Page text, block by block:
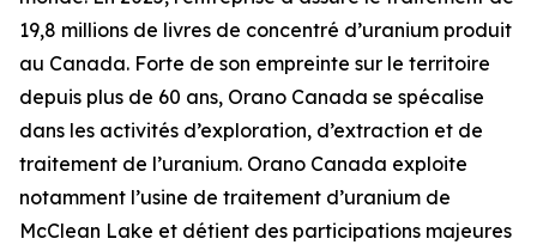
19,8 millions de livres de concentré d’uranium produit
au Canada. Forte de son empreinte sur le territoire
depuis plus de 60 ans, Orano Canada se spécalise
dans les activités d’exploration, d’extraction et de
traitement de l’uranium. Orano Canada exploite
notamment l’usine de traitement d’uranium de
McClean Lake et détient des participations majeures